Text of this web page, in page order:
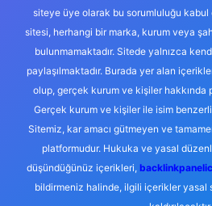
siteye üye olarak bu sorumluluğu kabul
sitesi, herhangi bir marka, kurum veya
bulunmamaktadır. Sitede yalnızca
paylaşılmaktadır. Burada yer alan
olup, gerçek kurum ve kişiler hakkında
Gerçek kurum ve kişiler ile isim
Sitemiz, kar amacı gütmeyen ve
platformudur. Hukuka ve yasal
düşündüğünüz içerikleri,
bildirmeniz halinde, ilgili içerikler yasal